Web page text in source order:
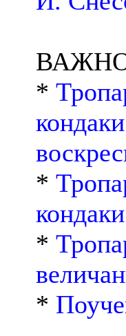
*
кондаки
*
*
*